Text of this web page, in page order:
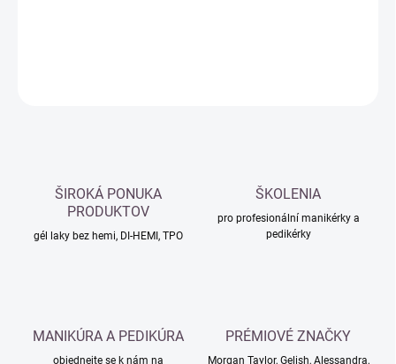
ŠIROKÁ PONUKA
PRODUKTOV
gél laky bez hemi, DI-HEMI, TPO
ŠKOLENIA
pro profesionální manikérky a
pedikérky
MANIKÚRA A PEDIKÚRA
objednejte se k nám na
PRÉMIOVÉ ZNAČKY
Morgan Taylor, Gelish, Alessandra,